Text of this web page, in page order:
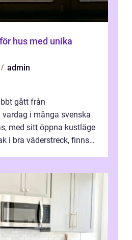
hus med unika
admin
gått från
i många svenska
med sitt öppna kustläge
i bra väderstreck, finns